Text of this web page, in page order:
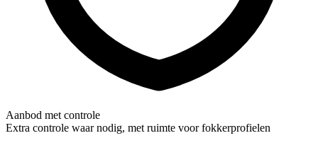
Aanbod met controle
Extra controle waar nodig, met ruimte voor fokkerprofielen